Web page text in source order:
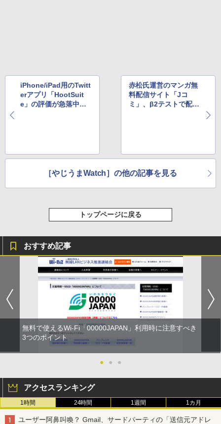
iPhone/iPad用のTwitt
erアプリ「HootSuit
e」の評価が急落中
赤松氏運営のマンガ無
料配信サイト「Jコ
ミ」、β2テストで配信
［やじうまWatch］の他の記事を見る
トップページに戻る
おすすめ記事
無料で使えるWi-Fi「00000JAPAN」利用時に注意すべき
3つのポイント
● ● ●
アクセスランキング
1時間 24時間 1週間 1カ月
ユーザー阿鼻叫喚？ Gmail、サードパーティの「送信元アドレ